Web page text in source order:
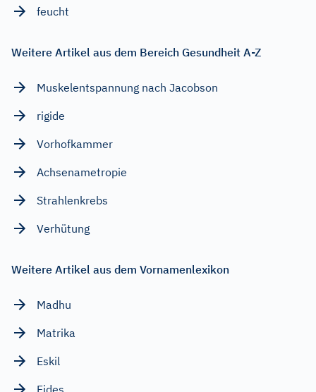
feucht
Weitere Artikel aus dem Bereich Gesundheit A-Z
Muskelentspannung nach Jacobson
rigide
Vorhofkammer
Achsenametropie
Strahlenkrebs
Verhütung
Weitere Artikel aus dem Vornamenlexikon
Madhu
Matrika
Eskil
Fides